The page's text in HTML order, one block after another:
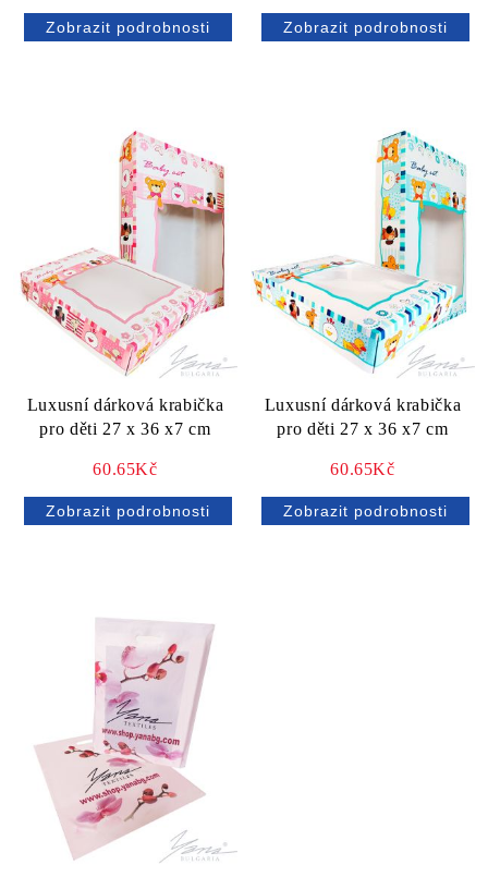
Zobrazit podrobnosti Zobrazit podrobnosti
Luxusní dárková krabička
pro děti 27 x 36 x7 cm
60.65Kč
Zobrazit podrobnosti
Luxusní dárková krabička
pro děti 27 x 36 x7 cm
60.65Kč
Zobrazit podrobnosti